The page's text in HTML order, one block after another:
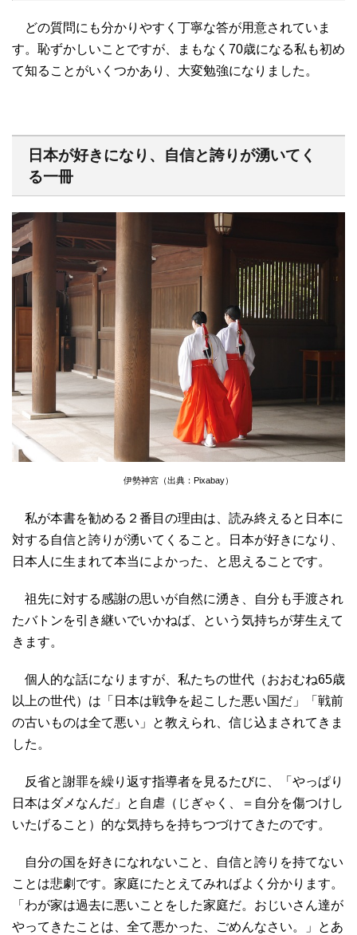
どの質問にも分かりやすく丁寧な答が用意されていま
す。恥ずかしいことですが、まもなく70歳になる私も初め
て知ることがいくつかあり、大変勉強になりました。
日本が好きになり、自信と誇りが湧いてく
る一冊
伊勢神宮（出典：Pixabay）
私が本書を勧める２番目の理由は、読み終えると日本に
対する自信と誇りが湧いてくること。日本が好きになり、
日本人に生まれて本当によかった、と思えることです。
祖先に対する感謝の思いが自然に湧き、自分も手渡され
たバトンを引き継いでいかねば、という気持ちが芽生えて
きます。
個人的な話になりますが、私たちの世代（おおむね65歳
以上の世代）は「日本は戦争を起こした悪い国だ」「戦前
の古いものは全て悪い」と教えられ、信じ込まされてきま
した。
反省と謝罪を繰り返す指導者を見るたびに、「やっぱり
日本はダメなんだ」と自虐（じぎゃく、＝自分を傷つけし
いたげること）的な気持ちを持ちつづけてきたのです。
自分の国を好きになれないこと、自信と誇りを持てない
ことは悲劇です。家庭にたとえてみればよく分かります。
「わが家は過去に悪いことをした家庭だ。おじいさん達が
やってきたことは、全て悪かった、ごめんなさい。」とあ